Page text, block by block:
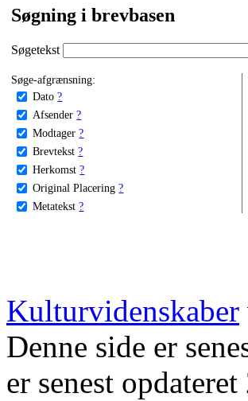
Søgning i brevbasen
Søgetekst
Søge-afgrænsning:
Dato ?
Afsender ?
Modtager ?
Brevtekst ?
Herkomst ?
Original Placering ?
Metatekst ?
Kulturvidenskaber
Denne side er
er senest